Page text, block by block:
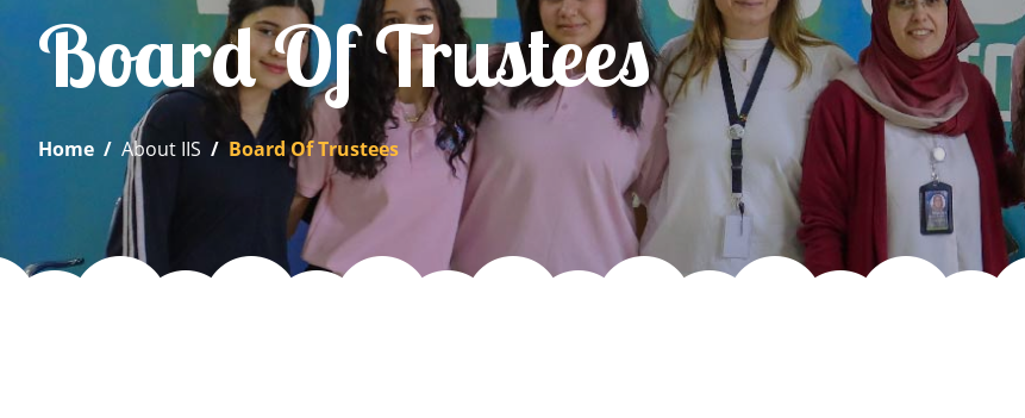
Board Of Trustees
Home / About IIS / Board Of Trustees